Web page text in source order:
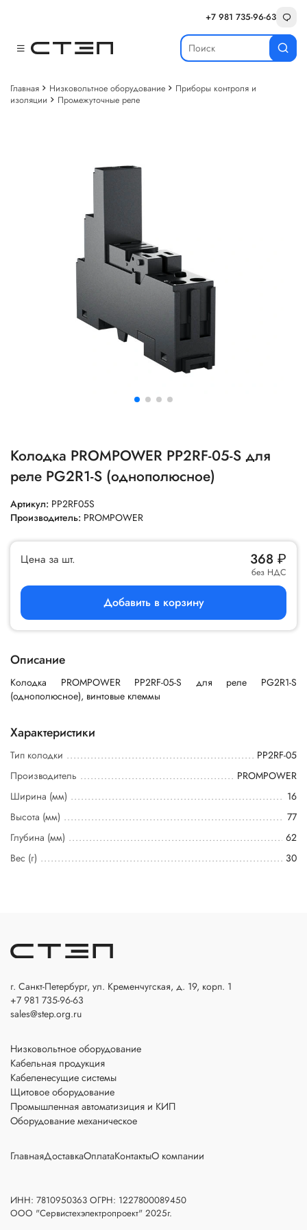
+7 981 735-96-63
Главная Низковольтное оборудование
Приборы контроля и
изоляции
Промежуточные реле
Колодка PROMPOWER PP2RF-05-S для
реле PG2R1-S (однополюсное)
Артикул: PP2RF05S
Производитель: PROMPOWER
Цена за шт. 368 ₽
без НДС
Добавить в корзину
Описание
Колодка PROMPOWER PP2RF-05-S для реле PG2R1-S
(однополюсное), винтовые клеммы
Характеристики
Тип колодки
PP2RF-05
Производитель
PROMPOWER
Ширина (мм)
16
Высота (мм)
77
Глубина (мм)
62
Вес (г)
30
г. Санкт-Петербург, ул. Кременчугская, д. 19, корп. 1
+7 981 735-96-63
sales@step.org.ru
ГлавнаяДоставкаОплатаКонтактыО компании
Низковольтное оборудование
Кабельная продукция
Кабеленесущие системы
Щитовое оборудование
Промышленная автоматизиция и КИП
Оборудование механическое
ИНН: 7810950363 ОГРН: 1227800089450
ООО "Сервистехэлектропроект" 2025г.